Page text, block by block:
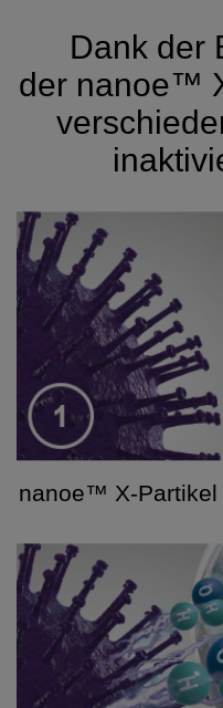
Dank der
der nanoe™
nanoe™ X-Partikel